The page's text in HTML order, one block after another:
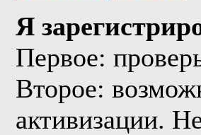
Я
Первое:
Второе:
активизации.